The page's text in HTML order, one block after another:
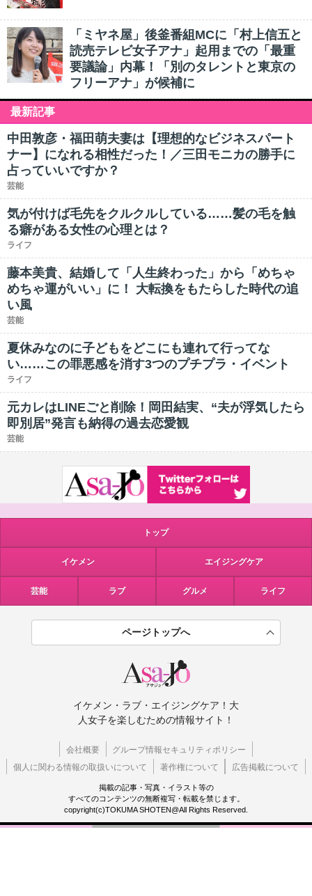
「ミヤネ屋」後釜番組MCに「村上信五と
読売テレビ女子アナ」起用までの「最重
要議論」内幕！「別のタレントと東京の
フリーアナ」が候補に
最新記事
中田敦彦・福田萌夫妻は【理想的なビジネスパート
ナー】になれる相性だった！／三田モニカの勝手に
占っていいですか？
芸能
気が付けば毛先をクルクルしている……髪の毛を触
る癖がある女性の心理とは？
ライフ
藤本美貴、結婚して「人生終わった」から「めちゃ
めちゃ運がいい」に！ 大転換をもたらした時代の追
い風
芸能
夏休みなのに子どもをどこにも連れて行ってな
い……この罪悪感を消す3つのプチプラ・イベント
ライフ
元カレはLINEごと削除！岡田結実、“夫が浮気したら
即別居”発言も納得の過去恋愛観
芸能
トップ
イケメン エイジングケア
芸能 ラブ グルメ ライフ
ページトップへ
イケメン・ラブ・エイジングケア！大
人女子を楽しむための情報サイト！
会社概要
グループ情報セキュリティポリシー
個人に関わる情報の取扱いについて
著作権について 広告掲載について
掲載の記事・写真・イラスト等の
すべてのコンテンツの無断複写・転載を禁じます。
copyright(c)TOKUMA SHOTEN@All Rights Reserved.